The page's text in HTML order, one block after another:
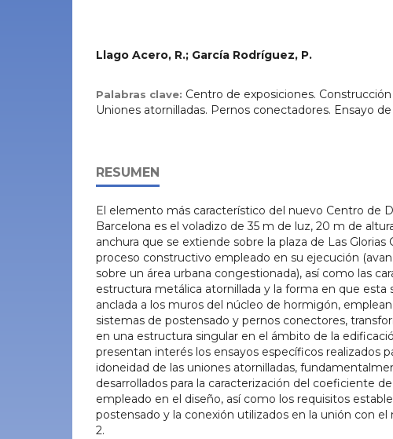
Llago Acero, R.; García Rodríguez, P.
Palabras clave: Centro de exposiciones.
Uniones atornilladas. Pernos conectadores. Ensayo
RESUMEN
El elemento más característico del nuevo Centro de
Barcelona es el voladizo de 35 m de luz, 20 m de
anchura que se extiende sobre la plaza de Las Glorias
proceso constructivo empleado en su ejecución
sobre un área urbana congestionada), así como las
estructura metálica atornillada y la forma en que esta
anclada a los muros del núcleo de hormigón,
sistemas de postensado y pernos conectores,
en una estructura singular en el ámbito de la
presentan interés los ensayos específicos realizados
idoneidad de las uniones atornilladas,
desarrollados para la caracterización del coeficiente
empleado en el diseño, así como los requisitos
postensado y la conexión utilizados en la unión con el
2.